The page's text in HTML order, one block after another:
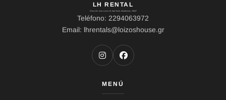
LH RENTAL
Dirección: Ierou Loxou 10, Kato Souli, Marathonas, 19007
Teléfono: 2294063972
Email: lhrentals@loizoshouse.gr
MENÚ